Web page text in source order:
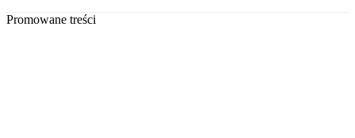
Promowane treści